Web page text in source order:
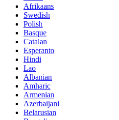
Afrikaans
Swedish
Polish
Basque
Catalan
Esperanto
Hindi
Lao
Albanian
Amharic
Armenian
Azerbaijani
Belarusian